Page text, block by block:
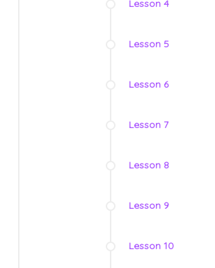
Lesson 4
Lesson 5
Lesson 6
Lesson 7
Lesson 8
Lesson 9
Lesson 10